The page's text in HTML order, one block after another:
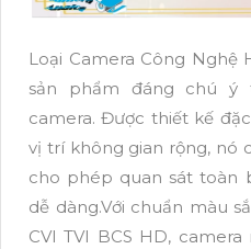
Loại Camera Công Nghệ
sản phẩm đáng chú
camera. Được thiết kế
vị trí không gian rộng, nó
cho phép quan sát toàn
dễ dàng.Với chuẩn màu
CVI TVI BCS HD,